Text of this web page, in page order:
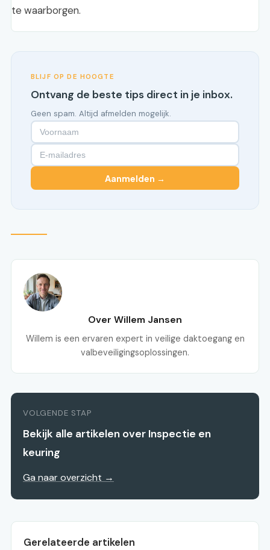
te waarborgen.
BLIJF OP DE HOOGTE
Ontvang de beste tips direct in je inbox.
Geen spam. Altijd afmelden mogelijk.
Aanmelden →
Over Willem Jansen
Willem is een ervaren expert in veilige daktoegang en
valbeveiligingsoplossingen.
VOLGENDE STAP
Bekijk alle artikelen over Inspectie en
keuring
Ga naar overzicht →
Gerelateerde artikelen